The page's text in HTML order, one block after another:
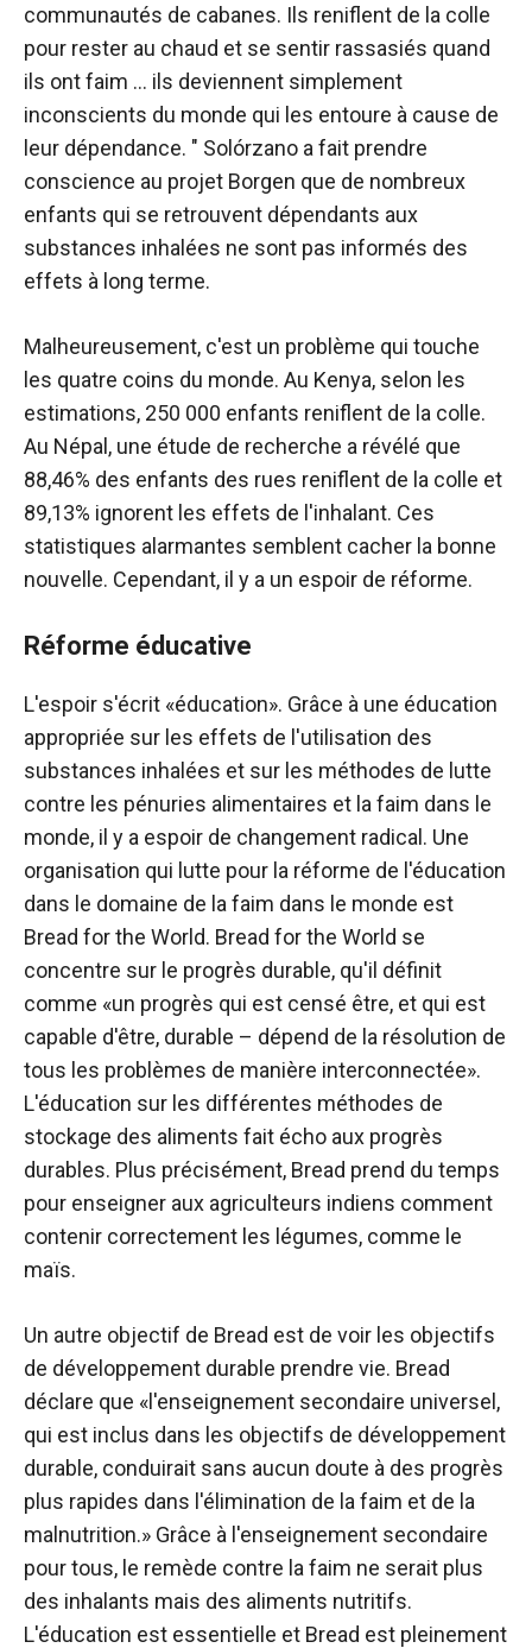
communautés de cabanes. Ils reniflent de la colle
pour rester au chaud et se sentir rassasiés quand
ils ont faim … ils deviennent simplement
inconscients du monde qui les entoure à cause de
leur dépendance. " Solórzano a fait prendre
conscience au projet Borgen que de nombreux
enfants qui se retrouvent dépendants aux
substances inhalées ne sont pas informés des
effets à long terme.
Malheureusement, c'est un problème qui touche
les quatre coins du monde. Au Kenya, selon les
estimations, 250 000 enfants reniflent de la colle.
Au Népal, une étude de recherche a révélé que
88,46% des enfants des rues reniflent de la colle et
89,13% ignorent les effets de l'inhalant. Ces
statistiques alarmantes semblent cacher la bonne
nouvelle. Cependant, il y a un espoir de réforme.
Réforme éducative
L'espoir s'écrit «éducation». Grâce à une éducation
appropriée sur les effets de l'utilisation des
substances inhalées et sur les méthodes de lutte
contre les pénuries alimentaires et la faim dans le
monde, il y a espoir de changement radical. Une
organisation qui lutte pour la réforme de l'éducation
dans le domaine de la faim dans le monde est
Bread for the World. Bread for the World se
concentre sur le progrès durable, qu'il définit
comme «un progrès qui est censé être, et qui est
capable d'être, durable – dépend de la résolution de
tous les problèmes de manière interconnectée».
L'éducation sur les différentes méthodes de
stockage des aliments fait écho aux progrès
durables. Plus précisément, Bread prend du temps
pour enseigner aux agriculteurs indiens comment
contenir correctement les légumes, comme le
maïs.
Un autre objectif de Bread est de voir les objectifs
de développement durable prendre vie. Bread
déclare que «l'enseignement secondaire universel,
qui est inclus dans les objectifs de développement
durable, conduirait sans aucun doute à des progrès
plus rapides dans l'élimination de la faim et de la
malnutrition.» Grâce à l'enseignement secondaire
pour tous, le remède contre la faim ne serait plus
des inhalants mais des aliments nutritifs.
L'éducation est essentielle et Bread est pleinement